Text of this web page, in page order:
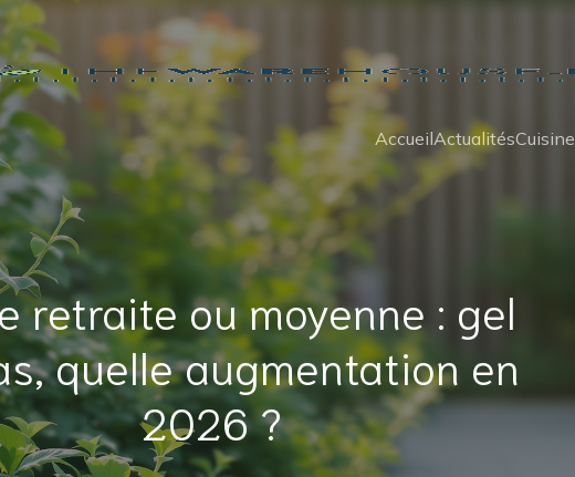
AccueilActualitésCuisine
retraite ou moyenne : gel
quelle augmentation en
2026 ?